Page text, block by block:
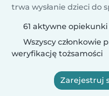
trwa wysłanie dzieci do
61 aktywne
Wszyscy członkowie
weryfikację tożsamości
Zarejestruj